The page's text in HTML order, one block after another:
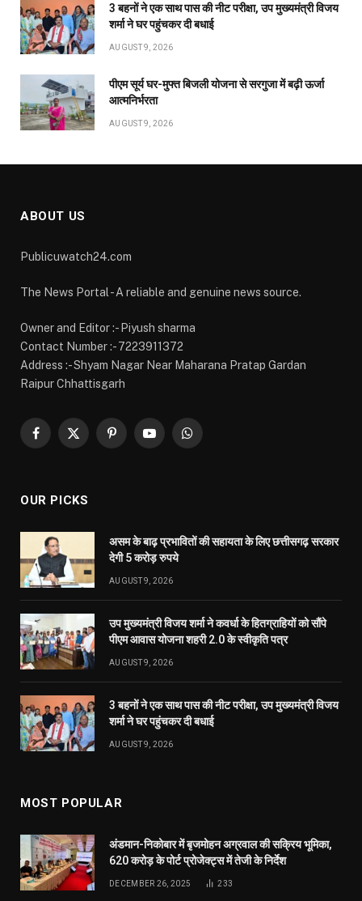
3 बहनों ने एक साथ पास की नीट परीक्षा, उप मुख्यमंत्री विजय
शर्मा ने घर पहुंचकर दी बधाई
AUGUST 9, 2026
पीएम सूर्य घर-मुफ्त बिजली योजना से सरगुजा में बढ़ी ऊर्जा
आत्मनिर्भरता
AUGUST 9, 2026
ABOUT US
Publicuwatch24.com
The News Portal - A reliable and genuine news source.
Owner and Editor :- Piyush sharma
Contact Number :- 7223911372
Address :- Shyam Nagar Near Maharana Pratap Gardan
Raipur Chhattisgarh
Facebook
X
PinterestYouTubeWhatsApp
OUR PICKS
असम के बाढ़ प्रभावितों की सहायता के लिए छत्तीसगढ़ सरकार
देगी 5 करोड़ रुपये
AUGUST 9, 2026
उप मुख्यमंत्री विजय शर्मा ने कवर्धा के हितग्राहियों को सौंपे
पीएम आवास योजना शहरी 2.0 के स्वीकृति पत्र
AUGUST 9, 2026
3 बहनों ने एक साथ पास की नीट परीक्षा, उप मुख्यमंत्री विजय
शर्मा ने घर पहुंचकर दी बधाई
AUGUST 9, 2026
MOST POPULAR
अंडमान-निकोबार में बृजमोहन अग्रवाल की सक्रिय भूमिका,
620 करोड़ के पोर्ट प्रोजेक्ट्स में तेजी के निर्देश
DECEMBER 26, 2025 233